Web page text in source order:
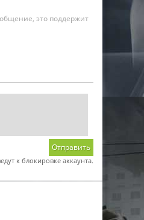
это поддержит
Отправить
к блокировке аккаунта.